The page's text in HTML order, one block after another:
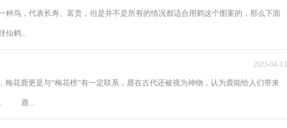
种鸟，代表长寿、富贵，但是并不是所有的情况都适合用鹤这个图案的，那么下面
仙鹤...
2025-04-13
梅花鹿更是与“梅花榜”有一定联系，鹿在古代还被视为神物，认为鹿能给人们带来
。 鹿...